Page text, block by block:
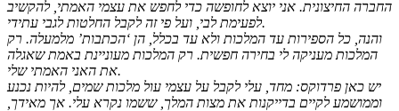
החברה החיצונית. אני יוצא לחופשה כדי לחפש את עצמי האמתי, להקשיב
לפעימת לבי, ועל פי זה לקבל החלטות לגבי עתידי.
והנה, כל הספירות עד המלכות ולא עד בכלל, הן ‘הכתבות’ מלמעלה. רק
המלכות מעניקה לי בחירה חפשית. רק המלכות מעוניינת באמת שאגלה
את האני האמתי שלי.
יש כאן פרדוקס: מחד, עלי לקבל על עצמי עול מלכות שמים, להיות נכנע
וממושמע לקיים בדייקנות את מצות המלך, ששמו נקרא עלי. אך מאידך,